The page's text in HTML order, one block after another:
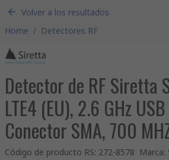
Volver a los resultados
Home / Detectores RF
Detector de RF Siretta
LTE4 (EU), 2.6 GHz
Conector SMA, 700
Código de producto RS: 272-8578 Marca: